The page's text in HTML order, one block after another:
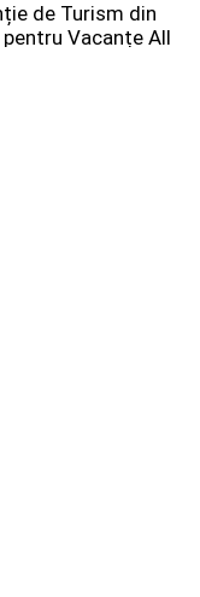
de Turism din
Vacanțe All